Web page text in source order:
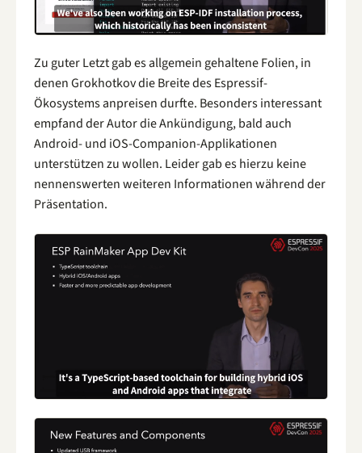
Zu guter Letzt gab es allgemein gehaltene Folien, in
denen Grokhotkov die Breite des Espressif-
Ökosystems anpreisen durfte. Besonders interessant
empfand der Autor die Ankündigung, bald auch
Android- und iOS-Companion-Applikationen
unterstützen zu wollen. Leider gab es hierzu keine
nennenswerten weiteren Informationen während der
Präsentation.